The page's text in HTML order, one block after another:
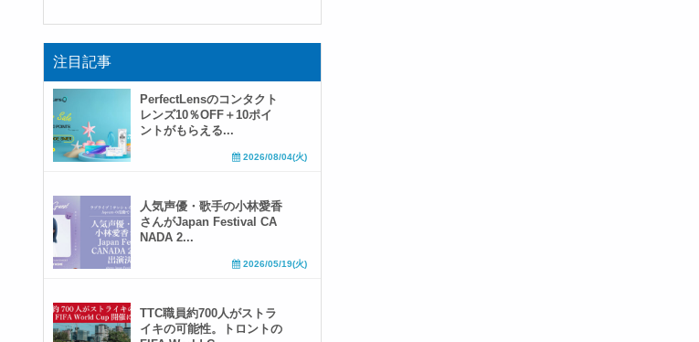
注目記事
PerfectLensのコンタクト
レンズ10％OFF＋10ポイ
ントがもらえる...
2026/08/04(火)
人気声優・歌手の小林愛香
さんがJapan Festival CA
NADA 2...
2026/05/19(火)
TTC職員約700人がストラ
イキの可能性。トロントの